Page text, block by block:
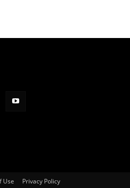
Use Privacy Policy